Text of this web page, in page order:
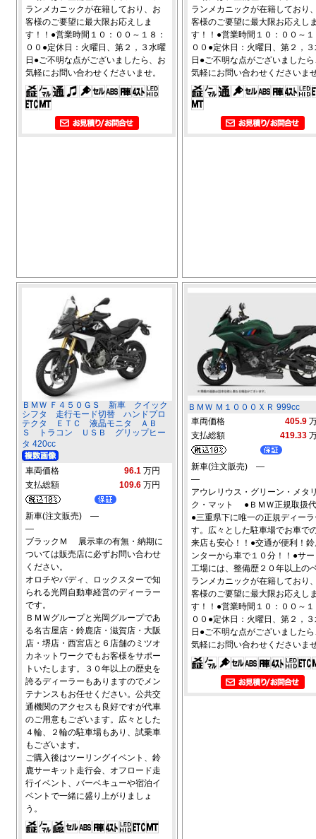
ランメカニックが在籍しており、お
客様のご要望に最大限お応えしま
す！！●営業時間１０：００～１８：
００●定休日：火曜日、第２，３水曜
日●ご不明な点がございましたら、お
気軽にお問い合わせくださいませ。
ランメカニックが在籍しており
客様のご要望に最大限お応えし
す！！●営業時間１０：００～
００●定休日：火曜日、第２，
日●ご不明な点がございました
気軽にお問い合わせくださいま
ＢＭＷ Ｆ４５０ＧＳ 新車 クイック
シフタ 走行モード切替 ハンドプロ
テクタ ＥＴＣ 液晶モニタ ＡＢ
Ｓ トラコン ＵＳＢ グリップヒー
タ 420cc
車両価格 96.1 万円
支払総額
109.6 万円
新車(注文販売) ―
―
ブラックＭ 展示車の有無・納期に
ついては販売店に必ずお問い合わせ
ください。
オロチやバディ、ロックスターで知
られる光岡自動車経営のディーラー
です。
ＢＭＷグループと光岡グループであ
る名古屋店・鈴鹿店・滋賀店・大阪
店・堺店・西宮店と６店舗のミツオ
カネットワークでもお客様をサポー
トいたします。３０年以上の歴史を
誇るディーラーもありますのでメン
テナンスもお任せください。公共交
通機関のアクセスも良好ですが代車
のご用意もございます。広々とした
４輪、２輪の駐車場もあり、試乗車
もございます。
ご購入後はツーリングイベント、鈴
鹿サーキット走行会、オフロード走
行イベント、バーベキューや宿泊イ
ベントで一緒に盛り上がりましょ
う。
ＢＭＷ Ｍ１０００ＸＲ 999cc
車両価格
405.9
支払総額
419.33
新車(注文販売) ―
―
アウレリウス・グリーン・メタ
ク・マット ●ＢＭＷ正規取扱
●三重県下に唯一の正規ディー
す。広々とした駐車場でお車で
来店も安心！！●交通が便利！
ンターから車で１０分！！●サ
工場には、整備歴２０年以上の
ランメカニックが在籍しており
客様のご要望に最大限お応えし
す！！●営業時間１０：００～
００●定休日：火曜日、第２，
日●ご不明な点がございました
気軽にお問い合わせくださいま